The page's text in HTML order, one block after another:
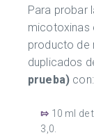
Para probar
micotoxinas
producto de
duplicados
prueba) con:
⇰ 10 ml de
3,0.